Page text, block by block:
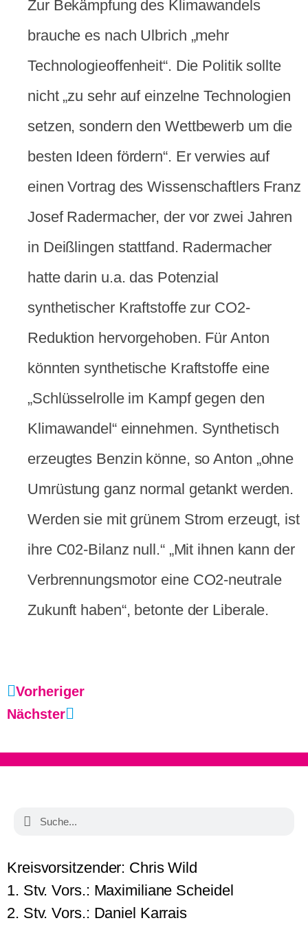
Zur Bekämpfung des Klimawandels
brauche es nach Ulbrich „mehr
Technologieoffenheit“. Die Politik sollte
nicht „zu sehr auf einzelne Technologien
setzen, sondern den Wettbewerb um die
besten Ideen fördern“. Er verwies auf
einen Vortrag des Wissenschaftlers Franz
Josef Radermacher, der vor zwei Jahren
in Deißlingen stattfand. Radermacher
hatte darin u.a. das Potenzial
synthetischer Kraftstoffe zur CO2-
Reduktion hervorgehoben. Für Anton
könnten synthetische Kraftstoffe eine
„Schlüsselrolle im Kampf gegen den
Klimawandel“ einnehmen. Synthetisch
erzeugtes Benzin könne, so Anton „ohne
Umrüstung ganz normal getankt werden.
Werden sie mit grünem Strom erzeugt, ist
ihre C02-Bilanz null.“ „Mit ihnen kann der
Verbrennungsmotor eine CO2-neutrale
Zukunft haben“, betonte der Liberale.
Vorheriger
Nächster
Kreisvorsitzender: Chris Wild
1. Stv. Vors.: Maximiliane Scheidel
2. Stv. Vors.: Daniel Karrais